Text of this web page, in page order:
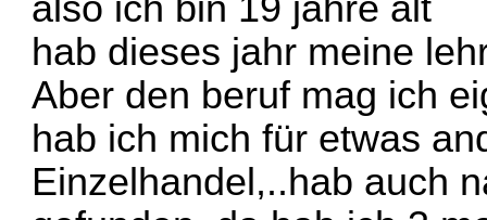
hab dieses jahr meine
Aber den beruf mag ich
hab ich mich für etwas
Einzelhandel,..hab auch